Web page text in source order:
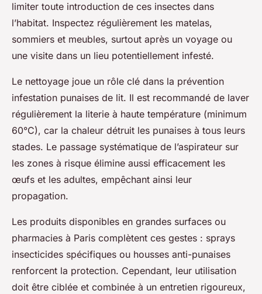
limiter toute introduction de ces insectes dans
l’habitat. Inspectez régulièrement les matelas,
sommiers et meubles, surtout après un voyage ou
une visite dans un lieu potentiellement infesté.
Le nettoyage joue un rôle clé dans la prévention
infestation punaises de lit. Il est recommandé de laver
régulièrement la literie à haute température (minimum
60°C), car la chaleur détruit les punaises à tous leurs
stades. Le passage systématique de l’aspirateur sur
les zones à risque élimine aussi efficacement les
œufs et les adultes, empêchant ainsi leur
propagation.
Les produits disponibles en grandes surfaces ou
pharmacies à Paris complètent ces gestes : sprays
insecticides spécifiques ou housses anti-punaises
renforcent la protection. Cependant, leur utilisation
doit être ciblée et combinée à un entretien rigoureux,